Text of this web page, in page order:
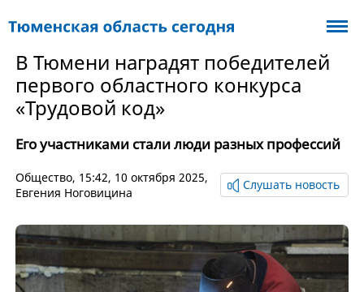
В Тюмени наградят победителей
первого областного конкурса
«Трудовой код»
Его участниками стали люди разных профессий
Общество, 15:42, 10 октября 2025,
Евгения Ноговицина
Слушать новость